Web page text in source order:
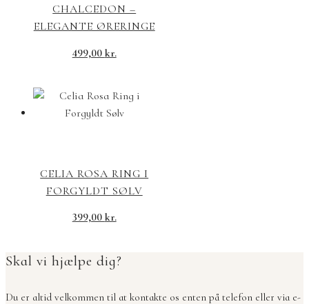
CHALCEDON –
ELEGANTE ØRERINGE
499,00 kr.
CELIA ROSA RING I
FORGYLDT SØLV
399,00 kr.
Skal vi hjælpe dig?
Du er altid velkommen til at kontakte os enten på telefon eller via e-